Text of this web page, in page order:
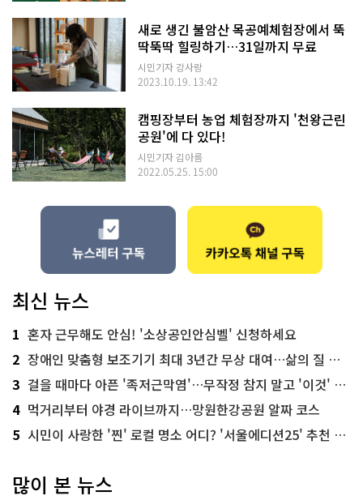
새로 생긴 불암산 목공예체험장에서 뚝
딱뚝딱 힐링하기…31일까지 무료
시민기자 강사랑
2023.10.19. 13:42
캠핑장부터 농업 체험장까지 '천왕근린
공원'에 다 있다!
시민기자 김아름
2022.05.25. 15:00
최신 뉴스
1 혼자 근무해도 안심! '소상공인안심벨' 신청하세요
2 장애인 맞춤형 보조기기 최대 3년간 무상 대여…삶의 질 높인다
3 걸을 때마다 아픈 '족저근막염'…무작정 참지 말고 '이것' 해보세요!
4 먹거리부터 야경 라이브까지…망원한강공원 알짜 코스
5 시민이 사랑한 '찐' 로컬 명소 어디? '서울에디션25' 추천 코스
많이 본 뉴스